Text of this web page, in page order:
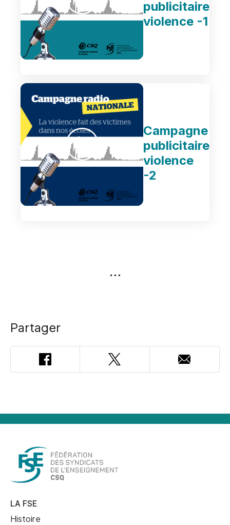
publicitaire
violence -1
Campagne
publicitaire
violence
-2
Partager
Facebook Twitter
Adresse
courriel
LA FSE
Histoire